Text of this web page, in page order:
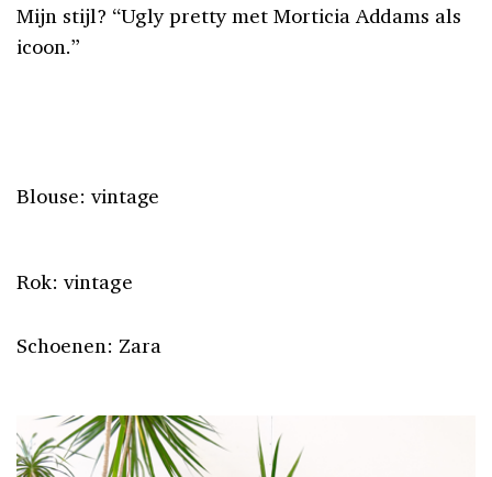
Mijn stijl? “Ugly pretty met Morticia Addams als
icoon.”
Blouse: vintage
Rok: vintage
Schoenen: Zara